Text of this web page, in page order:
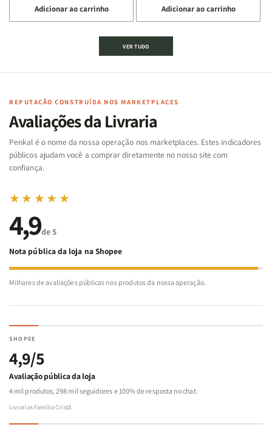
quantidade
de
Cartas
Famílias
Bíblia
-
Penkal
quantidade
de
Jogo
Cartas
Famílias
da
Bíblia
-
Penkal
Adicionar ao carrinho
quantidade
de
Jogo
|
de
quantidade
de
|
Adicionar ao carrinho
VER TUDO
REPUTAÇÃO CONSTRUÍDA NOS MARKETPLACES
Avaliações da Livraria
Penkal é o nome da nossa operação nos marketplaces. Estes indicadores
públicos ajudam você a comprar diretamente no nosso site com
confiança.
★★★★★
4,9de 5
Nota pública da loja na Shopee
Milhares de avaliações públicas nos produtos da nossa operação.
SHOPEE
4,9/5
Avaliação pública da loja
4 mil produtos, 298 mil seguidores e 100% de resposta no chat.
Livrarias Família Cristã